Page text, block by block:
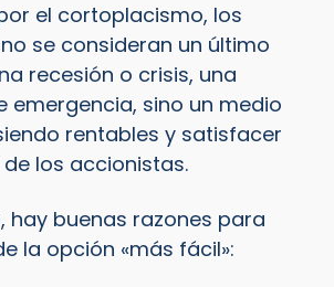
el cortoplacismo, los
se consideran un último
recesión o crisis, una
emergencia, sino un medio
rentables y satisfacer
los accionistas.
hay buenas razones para
la opción «más fácil»: